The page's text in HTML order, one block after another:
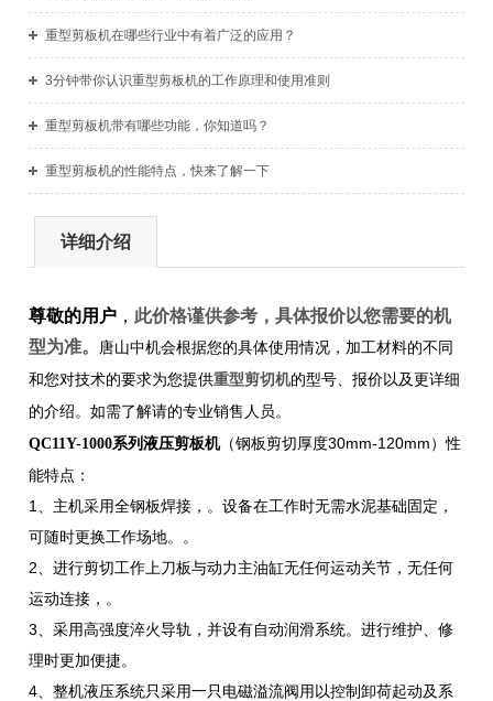
重型剪板机在哪些行业中有着广泛的应用？
3分钟带你认识重型剪板机的工作原理和使用准则
重型剪板机带有哪些功能，你知道吗？
重型剪板机的性能特点，快来了解一下
详细介绍
尊敬的用户 ， 此价格谨供参考，具体报价以您需要的机
型为准。
唐山中机会根据您的具体使用情况，加工材料的不同
和您对技术的要求为您提供重型剪切机的型号、报价以及更详细
的介绍。如需了解请的专业销售人员。
QC11Y-1000系列液压剪板机（钢板剪切厚度30mm-120mm）性
能特点：
1、主机采用全钢板焊接，。设备在工作时无需水泥基础固定，
可随时更换工作场地。。
2、进行剪切工作上刀板与动力主油缸无任何运动关节，无任何
运动连接，。
3、采用高强度淬火导轨，并设有自动润滑系统。进行维护、修
理时更加便捷。
4、整机液压系统只采用一只电磁溢流阀用以控制卸荷起动及系